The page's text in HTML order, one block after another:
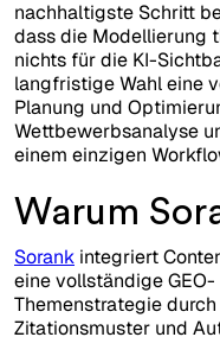
nachhaltigste Schritt
dass die Modellierung
nichts für die KI-
langfristige Wahl eine
Planung und
Wettbewerbsanalyse
einem einzigen
Warum
Sorank integriert
eine vollständige
Themenstrategie
Zitationsmuster und